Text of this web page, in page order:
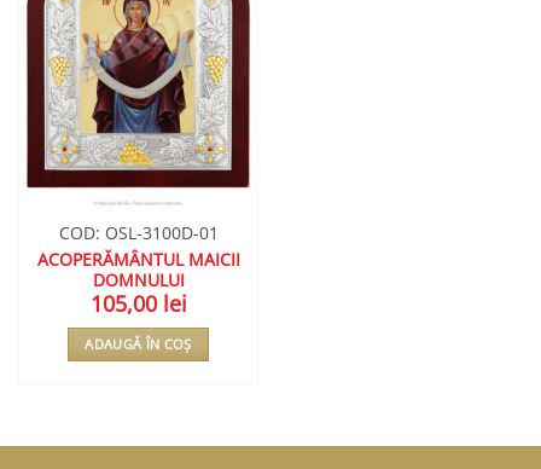
COD: OSL-3100D-01
ACOPERĂMÂNTUL MAICII
DOMNULUI
105,00 lei
ADAUGĂ ÎN COȘ